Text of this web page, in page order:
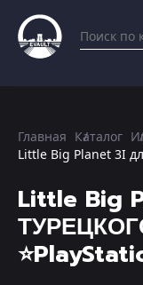
Главная Каталог
Little Big Planet 3I
Little Big